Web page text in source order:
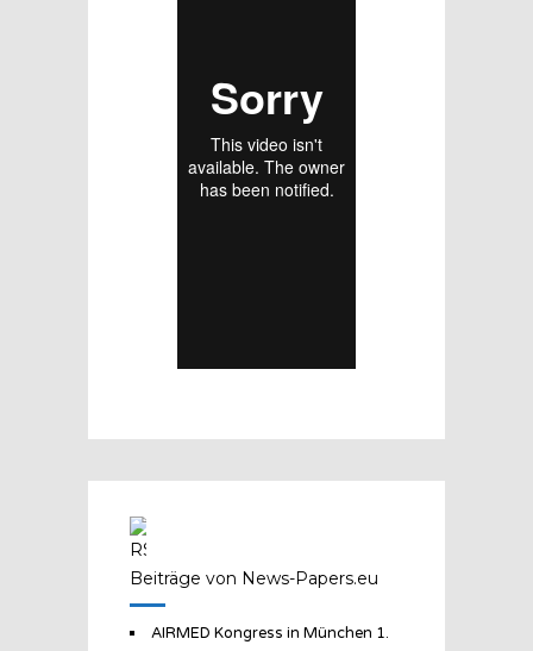
Beiträge von News-Papers.eu
AIRMED Kongress in München 1.